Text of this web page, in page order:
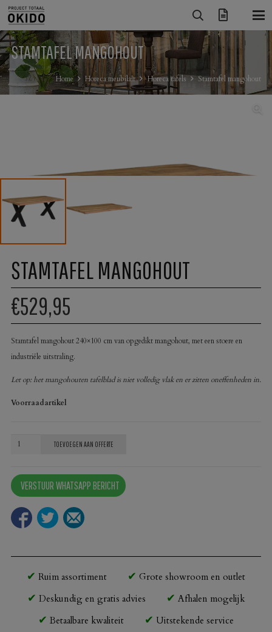
STAMTAFEL MANGOHOUT
Home Horeca meubilair Horeca tafels Stamtafel mangohout
STAMTAFEL MANGOHOUT
€529,95
Stamtafel mangohout 240×100 cm van opgedikt mangohout, met een stoere en
industriële uitstraling.
Let op: het mangohouten tafelblad is niet volledig vlak en er zitten oneffenheden in.
Voorraadartikel
Stamtafel
aantal
TOEVOEGEN AAN OFFERTE
VERSTUUR WHATSAPP BERICHT
Ruim assortiment
Grote showroom en outlet
Deskundig en gratis advies
Afhalen mogelijk
Betaalbare kwaliteit
Uitstekende service